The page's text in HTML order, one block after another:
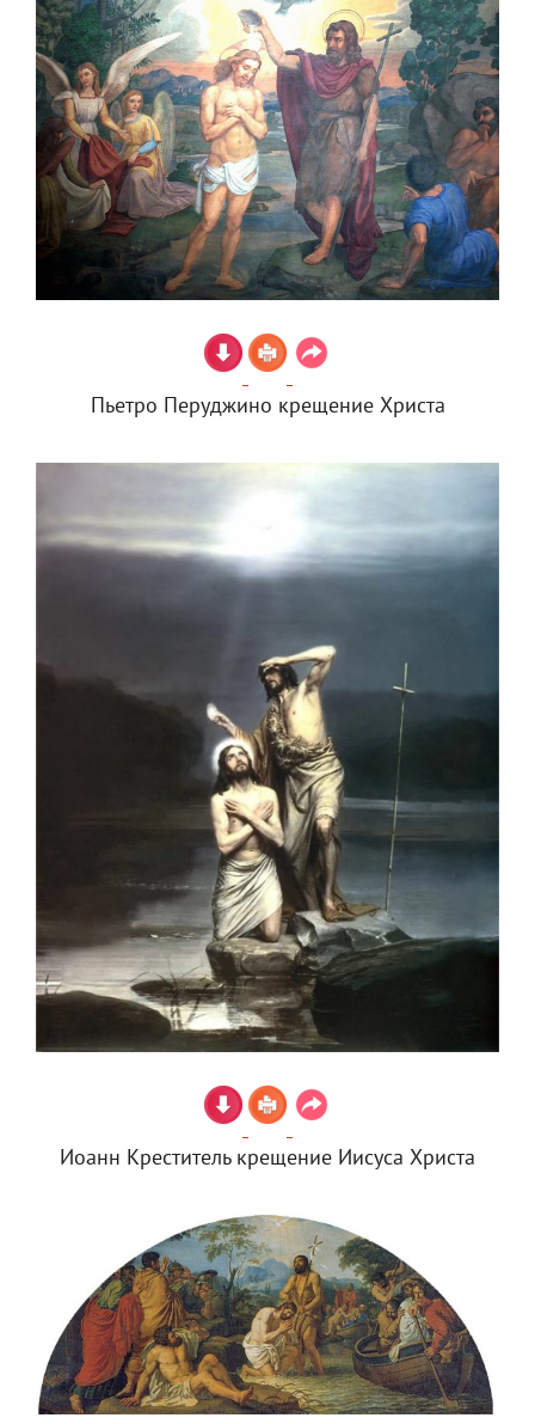
Пьетро Перуджино крещение Христа
Иоанн Креститель крещение Иисуса Христа